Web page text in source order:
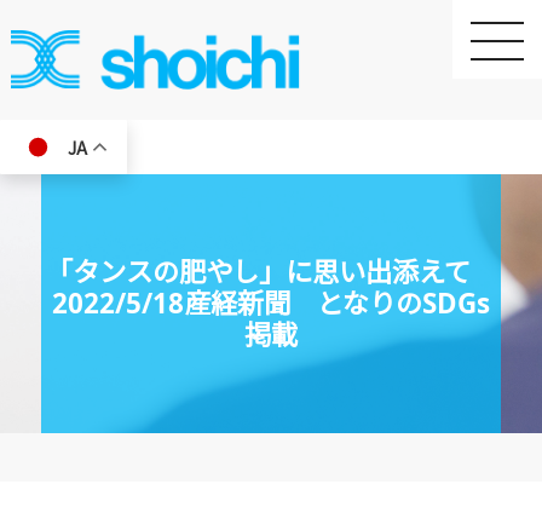
toggle
JA
「タンスの肥やし」に思い出添えて
2022/5/18産経新聞 となりのSDGs
掲載